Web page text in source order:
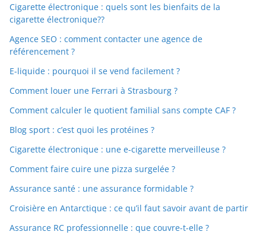
Cigarette électronique : quels sont les bienfaits de la
cigarette électronique??
Agence SEO : comment contacter une agence de
référencement ?
E-liquide : pourquoi il se vend facilement ?
Comment louer une Ferrari à Strasbourg ?
Comment calculer le quotient familial sans compte CAF ?
Blog sport : c’est quoi les protéines ?
Cigarette électronique : une e-cigarette merveilleuse ?
Comment faire cuire une pizza surgelée ?
Assurance santé : une assurance formidable ?
Croisière en Antarctique : ce qu’il faut savoir avant de partir
Assurance RC professionnelle : que couvre-t-elle ?